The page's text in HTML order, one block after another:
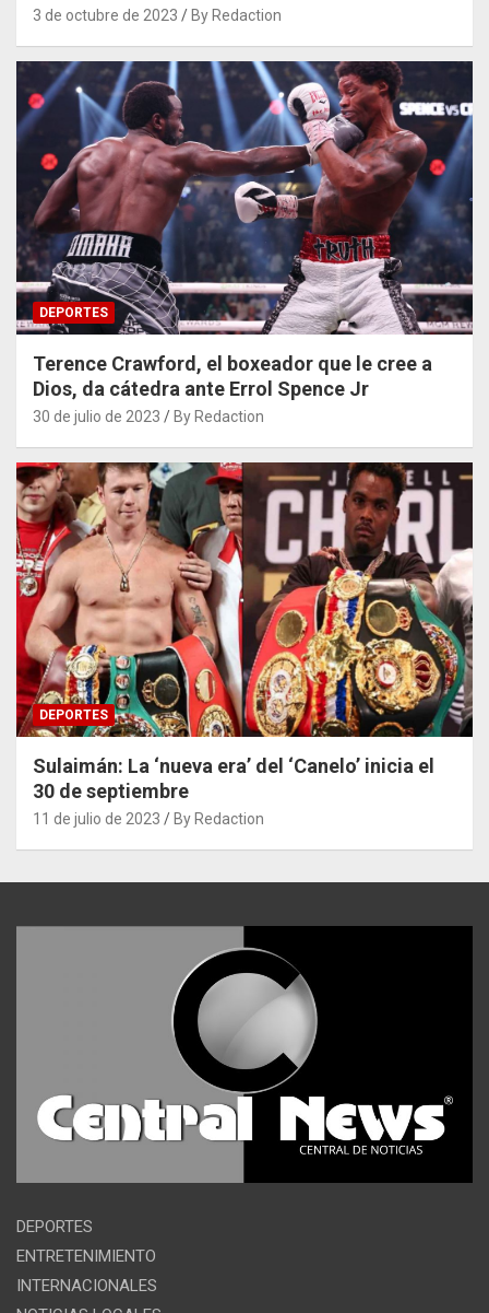
3 de octubre de 2023 By Redaction
DEPORTES
Terence Crawford, el boxeador que le cree a
Dios, da cátedra ante Errol Spence Jr
30 de julio de 2023 By Redaction
DEPORTES
Sulaimán: La ‘nueva era’ del ‘Canelo’ inicia el
30 de septiembre
11 de julio de 2023 By Redaction
DEPORTES
ENTRETENIMIENTO
INTERNACIONALES